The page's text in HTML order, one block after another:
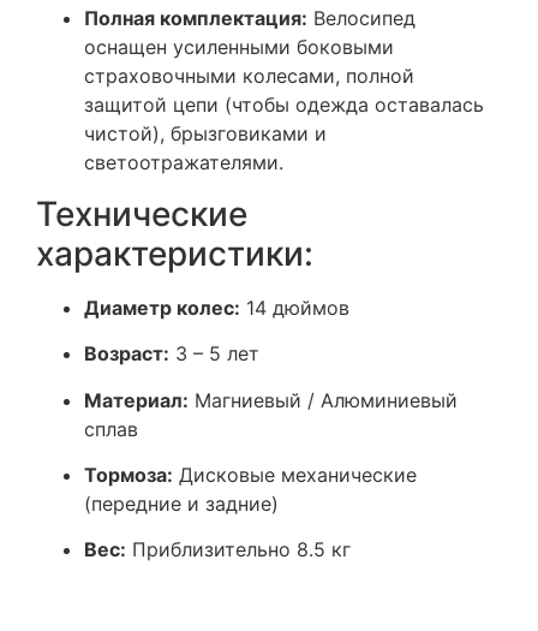
Полная комплектация: Велосипед
оснащен усиленными боковыми
страховочными колесами, полной
защитой цепи (чтобы одежда оставалась
чистой), брызговиками и
светоотражателями.
Технические
характеристики:
Диаметр колес: 14 дюймов
Возраст: 3 – 5 лет
Материал: Магниевый / Алюминиевый
сплав
Тормоза: Дисковые механические
(передние и задние)
Вес: Приблизительно 8.5 кг